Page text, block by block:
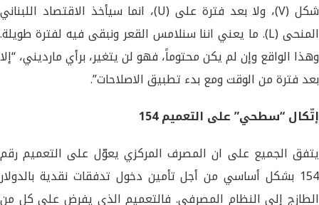
شكل (V)، ولا بعد فترة على (U)، انما سيأخذ الاقتصاد اللبناني
المنحى (L). ما يعني اننا سنلامس القعر ونبقى فيه لفترة طويلة.
وهذا الواقع وإن لم يكن محتوماً، فهو لن يتغير، برأي مارديني، “إلا
بعد فترة من الوقت ومع بدء تطبيق الاصلاحات”.
إتّكال “سطحي” على التعميم 154
يتفق الجميع على ان المصرف المركزي يعوّل على التعميم رقم
154 بشكل أساسي من أجل تأمين دخول تدفقات نقدية بالدولار
الطازج إلى النظام المصرفي. فالتعميم الذي يفرض على كل من